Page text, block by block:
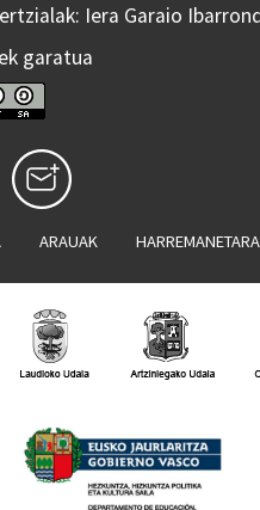
Iera Garaio
garatua
ARAUAK